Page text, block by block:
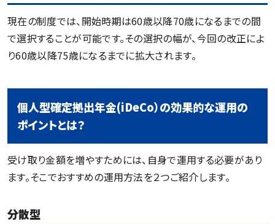
現在の制度では、開始時期は60歳以降70歳になるまでの間
で選択することが可能です。その選択の幅が、今回の改正によ
り60歳以降75歳になるまでに拡大されます。
個人型確定拠出年金(iDeCo）の効果的な運用の
ポイントとは？
受け取り金額を増やすためには、自身で運用する必要があり
ます。そこでおすすめの運用方法を２つご紹介します。
分散型